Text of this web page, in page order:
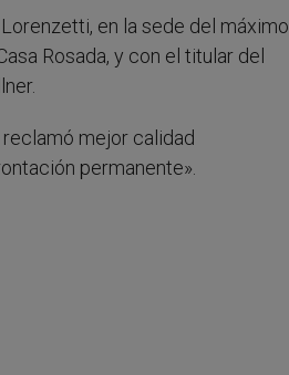
en la sede del máximo
Rosada, y con el titular del
mejor calidad
permanente».